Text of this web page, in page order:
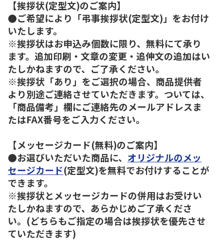
【挨拶状(定型文)のご案内】
●ご希望により「弔事挨拶状(定型文)」をお付け
いたします。
※挨拶状はお申込み個数に限り、無料にて承り
ます。追加印刷・文章の変更・追伸文の追加はい
たしかねますので、ご了承ください。
※挨拶状「あり」をご選択の場合、商品提供者
より別途ご連絡させていただきます。ついては、
「商品備考」欄にご連絡先のメールアドレスま
たはFAX番号をご入力ください。
【メッセージカード(無料)のご案内】
●お選びいただいた商品に、 オリジナルのメッ
セージカード(定型文)を無料でお付けすることが
できます。
※挨拶状とメッセージカードの併用はお受けい
たしかねますので、あらかじめご了承くださ
い。(どちらもご指定の場合は挨拶状を優先させ
ていただきます)